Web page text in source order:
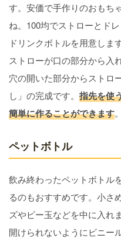
す。安価で手作りのおもち
ね。100均でストローとド
ドリンクボトルを用意しま
ストローが口の部分から入
穴の開いた部分からストロ
し」の完成です。 指先を使
簡単に作ることができます。
ペットボトル
飲み終わったペットボトル
るのもおすすめです。小さ
ズやビー玉などを中に入れ
開けられないようにビニー